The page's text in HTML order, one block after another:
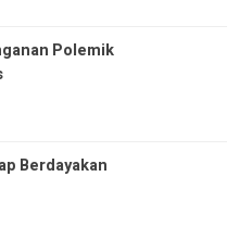
Polemik
Berdayakan